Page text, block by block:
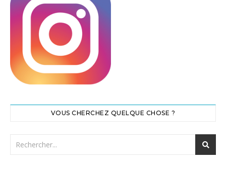
VOUS CHERCHEZ QUELQUE CHOSE ?